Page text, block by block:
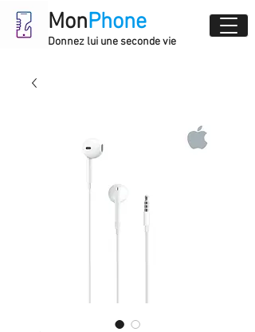
MonPhone
Donnez lui une seconde vie